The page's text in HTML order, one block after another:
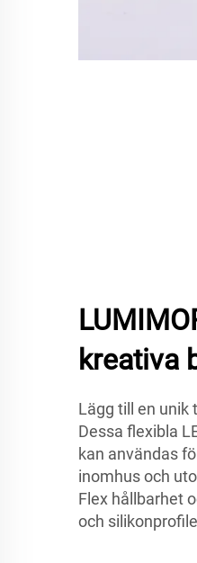
kreativa
Lägg till en unik
Dessa flexibla
kan användas
inomhus och
Flex hållbarhet
och